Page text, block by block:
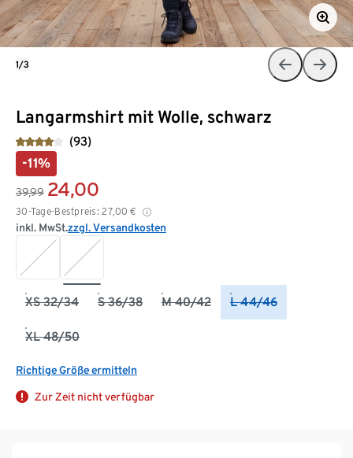
Langarmshirt mit Wolle, schwarz
(93)
-11%
39,99 24,00
30-Tage-Bestpreis: 27,00 €
inkl. MwSt.zzgl. Versandkosten
XS 32/34 S 36/38 M 40/42 L 44/46
XL 48/50
Richtige Größe ermitteln
Zur Zeit nicht verfügbar
1/3